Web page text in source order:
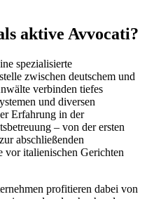
aktive Avvocati?
spezialisierte
zwischen deutschem und
verbinden tiefes
und diversen
Erfahrung in der
– von der ersten
abschließenden
vor italienischen Gerichten
profitieren dabei von